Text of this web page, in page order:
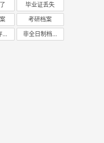
毕业证丢失
考研档案
自考档案存放 非全日制档案